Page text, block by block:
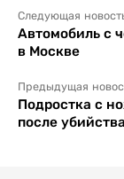
Следующая
Автомобиль с
в Москве
Предыдущая
Подростка с
после убийства